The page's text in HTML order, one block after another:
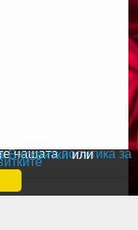
нашата
Бисквиткиили